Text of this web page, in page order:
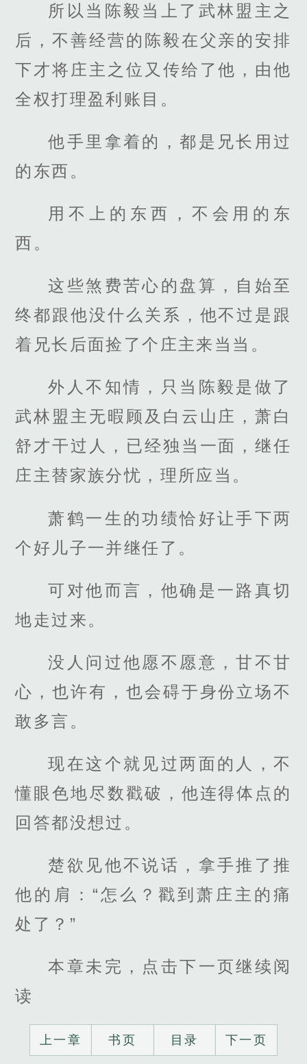
所以当陈毅当上了武林盟主之
后，不善经营的陈毅在父亲的安排
下才将庄主之位又传给了他，由他
全权打理盈利账目。
他手里拿着的，都是兄长用过
的东西。
用不上的东西，不会用的东
西。
这些煞费苦心的盘算，自始至
终都跟他没什么关系，他不过是跟
着兄长后面捡了个庄主来当当。
外人不知情，只当陈毅是做了
武林盟主无暇顾及白云山庄，萧白
舒才干过人，已经独当一面，继任
庄主替家族分忧，理所应当。
萧鹤一生的功绩恰好让手下两
个好儿子一并继任了。
可对他而言，他确是一路真切
地走过来。
没人问过他愿不愿意，甘不甘
心，也许有，也会碍于身份立场不
敢多言。
现在这个就见过两面的人，不
懂眼色地尽数戳破，他连得体点的
回答都没想过。
楚欲见他不说话，拿手推了推
他的肩：“怎么？戳到萧庄主的痛
处了？”
本章未完，点击下一页继续阅
读
上一章 书页 目录 下一页